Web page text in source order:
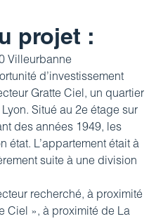
projet :
Villeurbanne
d’investissement
Gratte Ciel, un quartier
Situé au 2e étage sur
des années 1949, les
état. L’appartement était à
suite à une division
recherché, à proximité
Ciel », à proximité de La